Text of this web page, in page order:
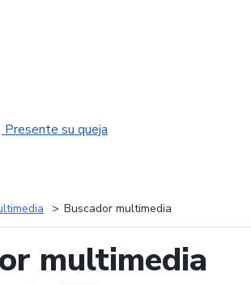
Presente su queja
Buscador multimedia
multimedia